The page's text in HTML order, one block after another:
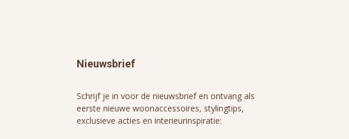
Nieuwsbrief
Schrijf je in voor de nieuwsbrief en ontvang als
eerste nieuwe woonaccessoires, stylingtips,
exclusieve acties en interieurinspiratie: